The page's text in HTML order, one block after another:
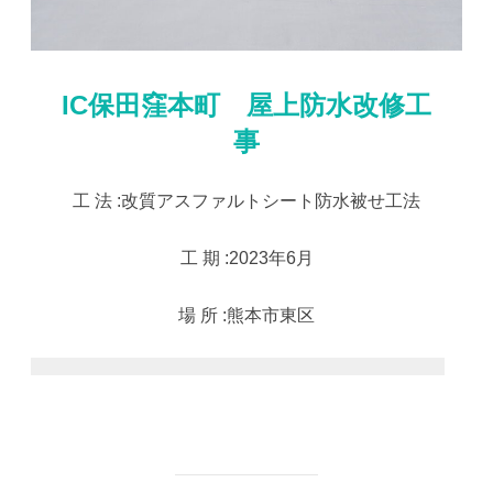
IC保田窪本町 屋上防水改修工
事
工 法 :改質アスファルトシート防水被せ工法
工 期 :2023年6月
場 所 :熊本市東区